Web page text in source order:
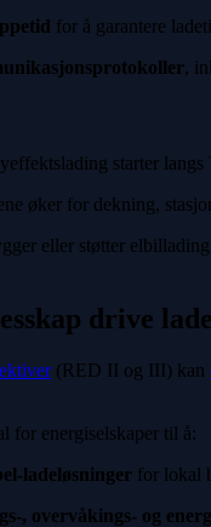
for å garantere
,
starter
øker for dekning,
eller støtter
drive
(RED II og III) kan
for energiselskaper til å:
ladeløsninger for lokal
, overvåkings- og